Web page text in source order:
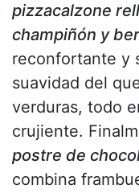
pizzacalzone
champiñón y
reconfortante y
suavidad del
verduras, todo
crujiente.
postre de
combina